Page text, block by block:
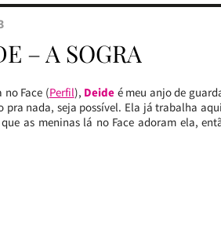
– A SOGRA
Face (Perfil), Deide é meu anjo de
pra nada, seja possível. Ela já trabalha
as meninas lá no Face adoram ela,